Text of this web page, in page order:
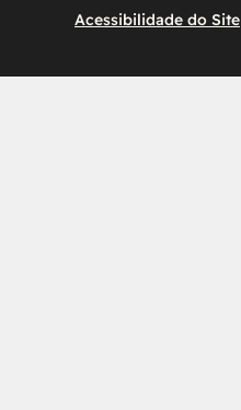
Acessibilidade do Site